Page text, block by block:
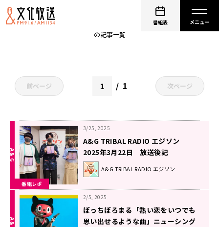
番組表
の記事一覧
前ページ 1 次ページ
番組レポ
3/25, 2025
A&G TRIBAL RADIO エジソン
2025年3月22日 放送後記
A&G TRIBAL RADIO エジソン
2/5, 2025
ぼっちぼろまる「熱い恋をいつでも
思い出せるような曲」ニューシング